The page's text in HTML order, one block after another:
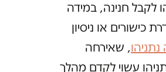
לקבל חנינה, במידה
כישורים או ניסיון
, שאירחה
עשוי לקדם מהלך